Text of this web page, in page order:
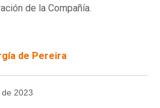
de la Compañía.
de Pereira
2023